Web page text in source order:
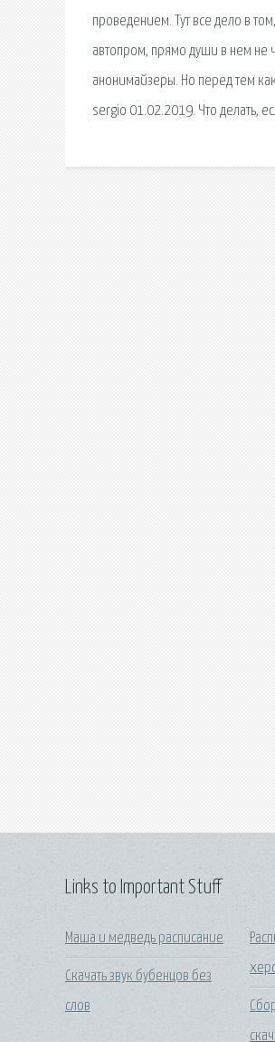
проведением. Тут все дело в
автопром, прямо души в нем не
анонимайзеры. Но перед тем
sergio 01.02.2019. Что делать,
Links to Important Stuff
Маша и медведь расписание
Скачать звук бубенцов без
слов